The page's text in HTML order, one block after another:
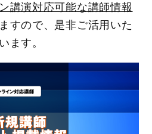
講演対応可能な講師情報
すので、是非ご活用いた
ます。